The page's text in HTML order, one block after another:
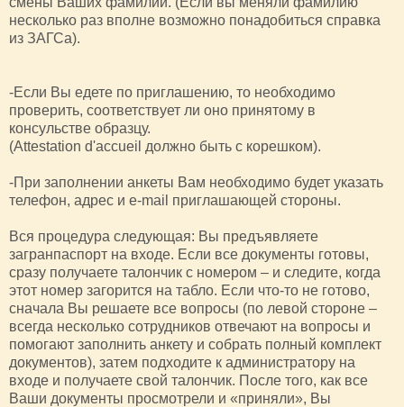
несколько раз вполне возможно понадобиться справка
из ЗАГСа).
-Если Вы едете по приглашению, то необходимо
проверить, соответствует ли оно принятому в
консульстве образцу.
(Attestation d'accueil должно быть с корешком).
-При заполнении анкеты Вам необходимо будет указать
телефон, адрес и e-mail приглашающей стороны.
Вся процедура следующая: Вы предъявляете
загранпаспорт на входе. Если все документы готовы,
сразу получаете талончик с номером – и следите, когда
этот номер загорится на табло. Если что-то не готово,
сначала Вы решаете все вопросы (по левой стороне –
всегда несколько сотрудников отвечают на вопросы и
помогают заполнить анкету и собрать полный комплект
документов), затем подходите к администратору на
входе и получаете свой талончик. После того, как все
Ваши документы просмотрели и «приняли», Вы